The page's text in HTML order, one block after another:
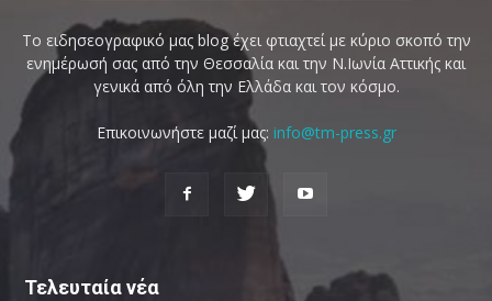
Το ειδησεογραφικό μας blog έχει φτιαχτεί με κύριο σκοπό την
ενημέρωσή σας από την Θεσσαλία και την Ν.Ιωνία Αττικής και
γενικά από όλη την Ελλάδα και τον κόσμο.
Επικοινωνήστε μαζί μας: info@tm-press.gr
Τελευταία νέα